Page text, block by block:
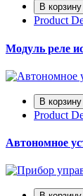
Product
Модуль реле
Product
Автономное